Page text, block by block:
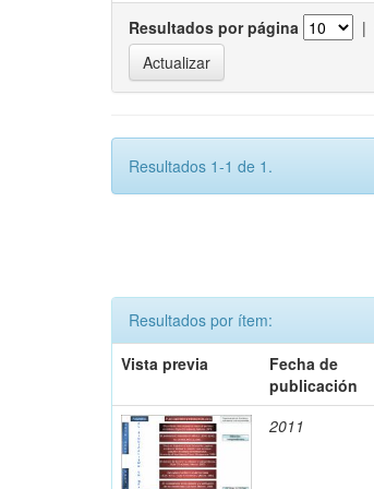
Resultados por página |
Resultados 1-1 de 1.
Resultados por ítem:
Vista previa
Fecha de
publicación
2011